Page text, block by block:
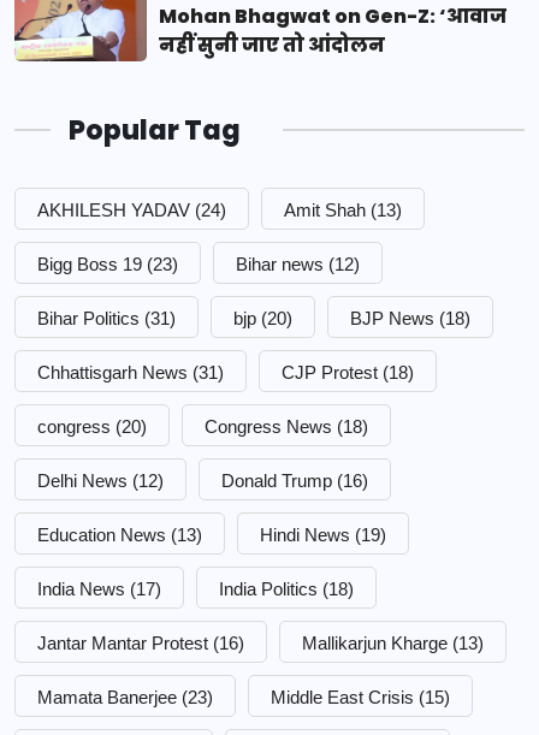
Mohan Bhagwat on Gen-Z: ‘आवाज
नहीं सुनी जाए तो आंदोलन
Popular Tag
AKHILESH YADAV (24) Amit Shah (13)
Bigg Boss 19 (23) Bihar news (12)
Bihar Politics (31) bjp (20) BJP News (18)
Chhattisgarh News (31) CJP Protest (18)
congress (20) Congress News (18)
Delhi News (12) Donald Trump (16)
Education News (13) Hindi News (19)
India News (17) India Politics (18)
Jantar Mantar Protest (16) Mallikarjun Kharge (13)
Mamata Banerjee (23) Middle East Crisis (15)